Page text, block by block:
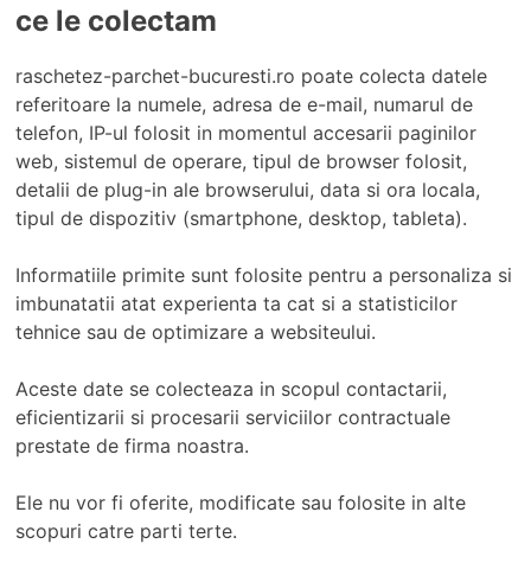
ce le colectam
raschetez-parchet-bucuresti.ro poate colecta datele
referitoare la numele, adresa de e-mail, numarul de
telefon, IP-ul folosit in momentul accesarii paginilor
web, sistemul de operare, tipul de browser folosit,
detalii de plug-in ale browserului, data si ora locala,
tipul de dispozitiv (smartphone, desktop, tableta).
Informatiile primite sunt folosite pentru a personaliza si
imbunatatii atat experienta ta cat si a statisticilor
tehnice sau de optimizare a websiteului.
Aceste date se colecteaza in scopul contactarii,
eficientizarii si procesarii serviciilor contractuale
prestate de firma noastra.
Ele nu vor fi oferite, modificate sau folosite in alte
scopuri catre parti terte.